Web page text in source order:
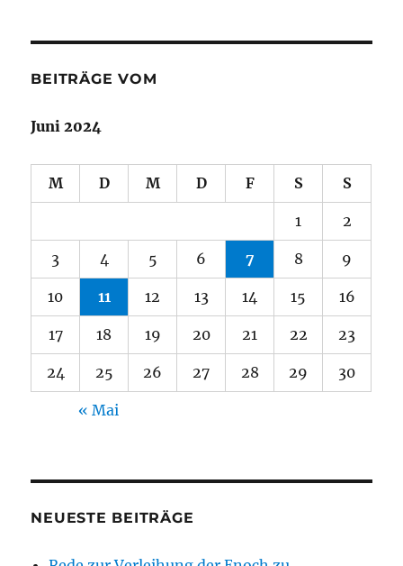
BEITRÄGE VOM
Juni 2024
M D M D F S S
1 2
3 4 5 6 7 8 9
10 11 12 13 14 15 16
17 18 19 20 21 22 23
24 25 26 27 28 29 30
« Mai
NEUESTE BEITRÄGE